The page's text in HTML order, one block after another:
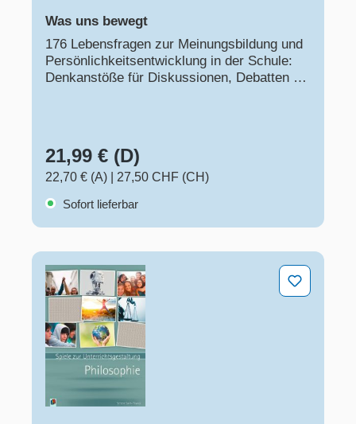
Was uns bewegt
176 Lebensfragen zur Meinungsbildung und
Persönlichkeitsentwicklung in der Schule:
Denkanstöße für Diskussionen, Debatten &
21,99 € (D)
22,70 € (A)
27,50 CHF (CH)
Sofort lieferbar
Philosophie